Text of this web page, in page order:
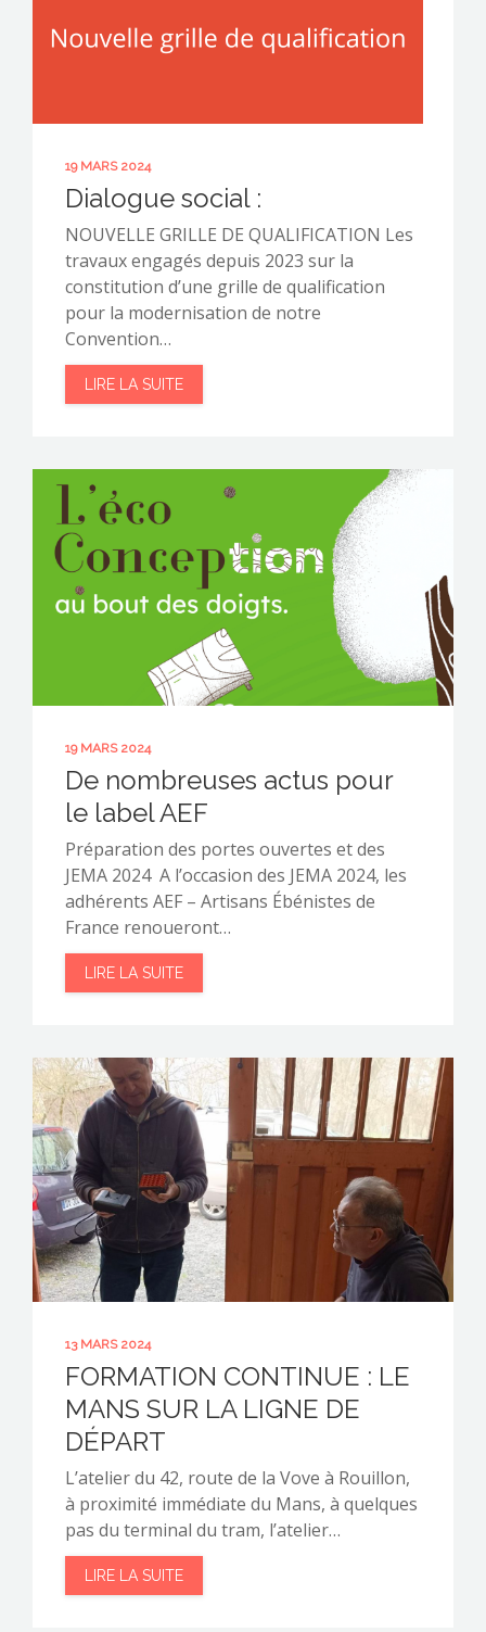
19 MARS 2024
Dialogue social :
NOUVELLE GRILLE DE QUALIFICATION Les
travaux engagés depuis 2023 sur la
constitution d’une grille de qualification
pour la modernisation de notre
Convention…
LIRE LA SUITE
19 MARS 2024
De nombreuses actus pour
le label AEF
Préparation des portes ouvertes et des
JEMA 2024 A l’occasion des JEMA 2024, les
adhérents AEF – Artisans Ébénistes de
France renoueront…
LIRE LA SUITE
13 MARS 2024
FORMATION CONTINUE : LE
MANS SUR LA LIGNE DE
DÉPART
L’atelier du 42, route de la Vove à Rouillon,
à proximité immédiate du Mans, à quelques
pas du terminal du tram, l’atelier…
LIRE LA SUITE